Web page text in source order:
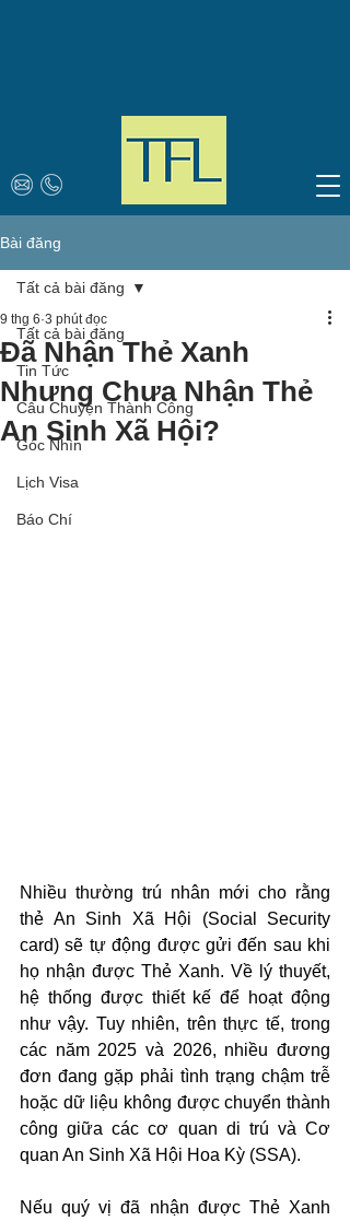
Bài đăng
Tất cả bài đăng
Tin Tức
Câu Chuyện Thành Công
Góc Nhìn
Lịch Visa
Báo Chí
Tất cả bài đăng
Đã Nhận Thẻ Xanh
Nhưng Chưa Nhận Thẻ
An Sinh Xã Hội?
9 thg 6 3 phút đọc
Nhiều thường trú nhân mới cho rằng
thẻ An Sinh Xã Hội (Social Security
card) sẽ tự động được gửi đến sau khi
họ nhận được Thẻ Xanh. Về lý thuyết,
hệ thống được thiết kế để hoạt động
như vậy. Tuy nhiên, trên thực tế, trong
các năm 2025 và 2026, nhiều đương
đơn đang gặp phải tình trạng chậm trễ
hoặc dữ liệu không được chuyển thành
công giữa các cơ quan di trú và Cơ
quan An Sinh Xã Hội Hoa Kỳ (SSA).
Nếu quý vị đã nhận được Thẻ Xanh